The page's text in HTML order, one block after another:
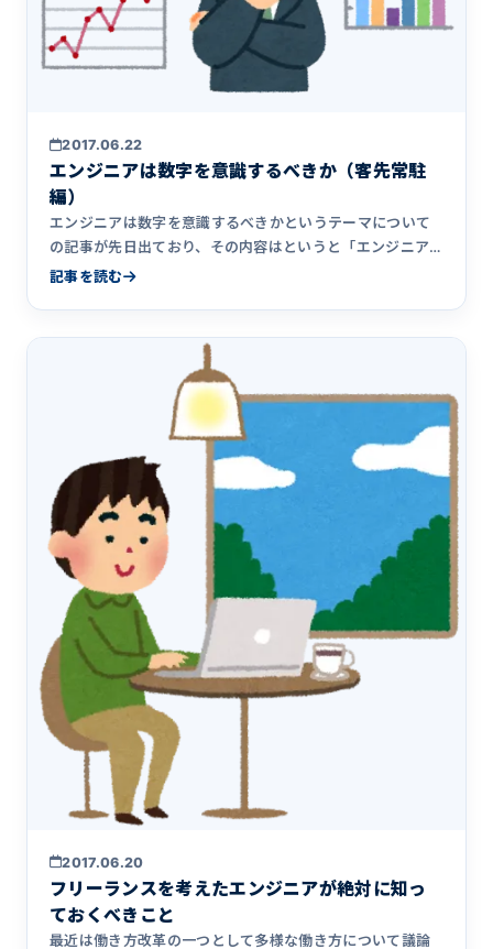
2017.06.22
エンジニアは数字を意識するべきか（客先常駐
編）
エンジニアは数字を意識するべきかというテーマについて
の記事が先日出ており、その内容はというと「エンジニア
に数字を意識させ&hellip;
記事を読む
2017.06.20
フリーランスを考えたエンジニアが絶対に知っ
ておくべきこと
最近は働き方改革の一つとして多様な働き方について議論